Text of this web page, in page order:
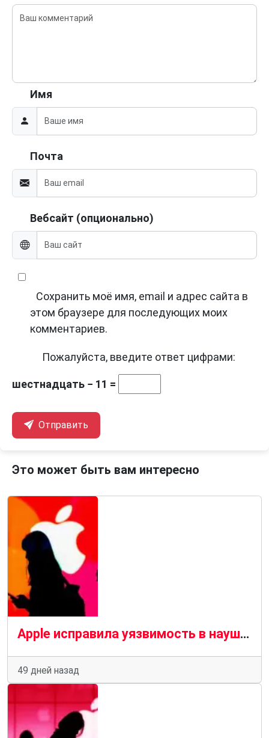
Имя
Почта
Вебсайт (опционально)
Сохранить моё имя, email и адрес сайта в
этом браузере для последующих моих
комментариев.
Пожалуйста, введите ответ цифрами:
шестнадцать − 11 =
Отправить
Это может быть вам интересно
Apple исправила уязвимость в наушниках Beats Studio Buds, из-за которой хакеры могли прослушивать разговоры
49 дней назад